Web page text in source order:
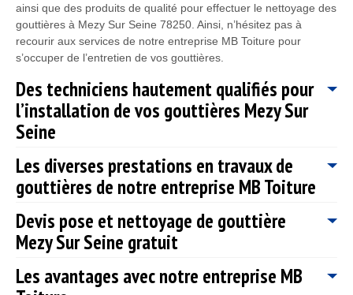
ainsi que des produits de qualité pour effectuer le nettoyage des
gouttières à Mezy Sur Seine 78250. Ainsi, n’hésitez pas à
recourir aux services de notre entreprise MB Toiture pour
s’occuper de l’entretien de vos gouttières.
Des techniciens hautement qualifiés pour
l’installation de vos gouttières Mezy Sur
Seine
L’installation d’une gouttière est une intervention qui nécessite
un savoir-faire et des compétences particulières ; c’est pour cela
qu’il est nécessaire de faire appel à un professionnel comme
MB Toiture pour s’occuper de tous vos projets de pose de
gouttière dans la ville de Mezy Sur Seine 78250. Cela afin
d’éviter tous risques de mauvaise pose qui pourra engendrer de
nécessaire d’avoir les bonnes techniques, et cela peu importe le
Les diverses prestations en travaux de
gouttières de notre entreprise MB Toiture
Fort de plusieurs années d’expérience, notre entreprise MB
Toiture est tout à fait en mesure de répondre à toutes vos
demandes et besoins, quel que soit les travaux que vous
souhaitez : une pose, un changement ou une réparation de
gouttière. Notre entreprise de couverture MB Toiture vous
Devis pose et nettoyage de gouttière
Mezy Sur Seine gratuit
Avant que notre entreprise prenne en main vos projets de pose
Les avantages avec notre entreprise MB